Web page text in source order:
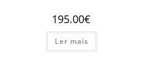
195.00€
Ler mais